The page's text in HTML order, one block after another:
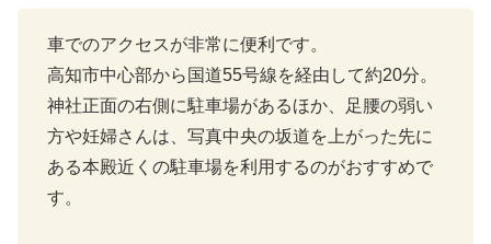
車でのアクセスが非常に便利です。
高知市中心部から国道55号線を経由して約20分。
神社正面の右側に駐車場があるほか、足腰の弱い
方や妊婦さんは、写真中央の坂道を上がった先に
ある本殿近くの駐車場を利用するのがおすすめで
す。